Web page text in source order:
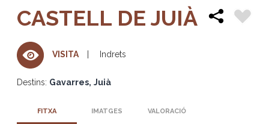
CASTELL DE JUIÀ
VISITA Indrets
Destins: Gavarres Juià
FITXA IMATGES VALORACIÓ